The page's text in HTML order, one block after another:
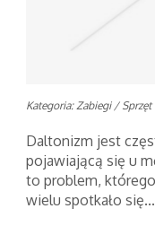
Kategoria: Zabiegi / Sprzęt
Daltonizm jest
pojawiającą się u
to problem,
wielu spotkało się...